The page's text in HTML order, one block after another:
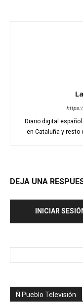
Diario digital
en Cataluña y resto
DEJA UNA
INICIAR
Ñ Pueblo Televisión